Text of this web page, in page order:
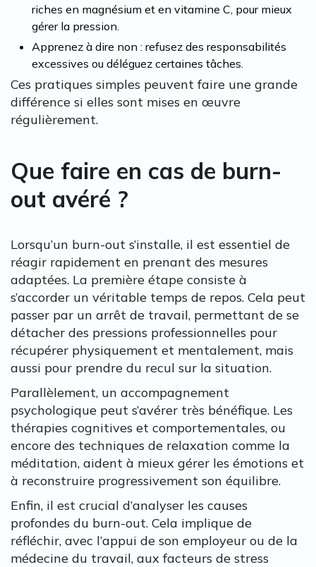
riches en magnésium et en vitamine C, pour mieux
gérer la pression.
Apprenez à dire non : refusez des responsabilités
excessives ou déléguez certaines tâches.
Ces pratiques simples peuvent faire une grande
différence si elles sont mises en œuvre
régulièrement.
Que faire en cas de burn-
out avéré ?
Lorsqu’un burn-out s’installe, il est essentiel de
réagir rapidement en prenant des mesures
adaptées. La première étape consiste à
s’accorder un véritable temps de repos. Cela peut
passer par un arrêt de travail, permettant de se
détacher des pressions professionnelles pour
récupérer physiquement et mentalement, mais
aussi pour prendre du recul sur la situation.
Parallèlement, un accompagnement
psychologique peut s’avérer très bénéfique. Les
thérapies cognitives et comportementales, ou
encore des techniques de relaxation comme la
méditation, aident à mieux gérer les émotions et
à reconstruire progressivement son équilibre.
Enfin, il est crucial d’analyser les causes
profondes du burn-out. Cela implique de
réfléchir, avec l’appui de son employeur ou de la
médecine du travail, aux facteurs de stress